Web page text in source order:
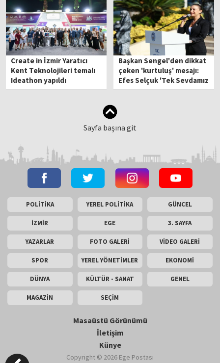
Create in İzmir Yaratıcı
Kent Teknolojileri temalı
Ideathon yapıldı
Başkan Sengel'den dikkat
çeken 'kurtuluş' mesajı:
Efes Selçuk 'Tek Sevdamız
Atatürk' diyenlerindir…
Sayfa başına git
POLİTİKA YEREL POLİTİKA GÜNCEL
İZMİR EGE 3. SAYFA
YAZARLAR FOTO GALERİ VİDEO GALERİ
SPOR YEREL YÖNETİMLER EKONOMİ
DÜNYA KÜLTÜR - SANAT GENEL
MAGAZİN SEÇİM
Masaüstü Görünümü
İletişim
Künye
Copyright © 2026 Ege Postası